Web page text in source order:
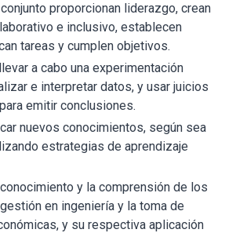
proporcionan liderazgo, crean
e inclusivo, establecen
tareas y cumplen objetivos.
a cabo una experimentación
e interpretar datos, y usar juicios
emitir conclusiones.
nuevos conocimientos, según sea
estrategias de aprendizaje
y la comprensión de los
en ingeniería y la toma de
y su respectiva aplicación